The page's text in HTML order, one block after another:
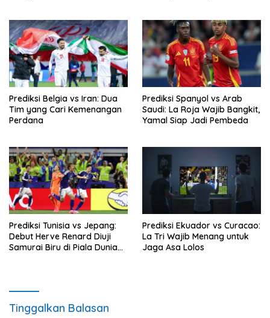
Prediksi Belgia vs Iran: Dua
Tim yang Cari Kemenangan
Perdana
Prediksi Spanyol vs Arab
Saudi: La Roja Wajib Bangkit,
Yamal Siap Jadi Pembeda
Prediksi Tunisia vs Jepang:
Debut Herve Renard Diuji
Samurai Biru di Piala Dunia
Prediksi Ekuador vs Curacao:
La Tri Wajib Menang untuk
Jaga Asa Lolos
Tinggalkan Balasan